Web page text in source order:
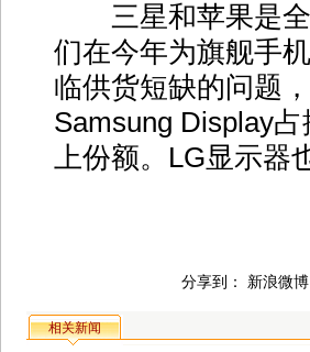
三星和苹果是全
们在今年为旗舰手
临供货短缺的问题
Samsung Display
上份额。LG显示
分享到： 新浪微博
相关新闻